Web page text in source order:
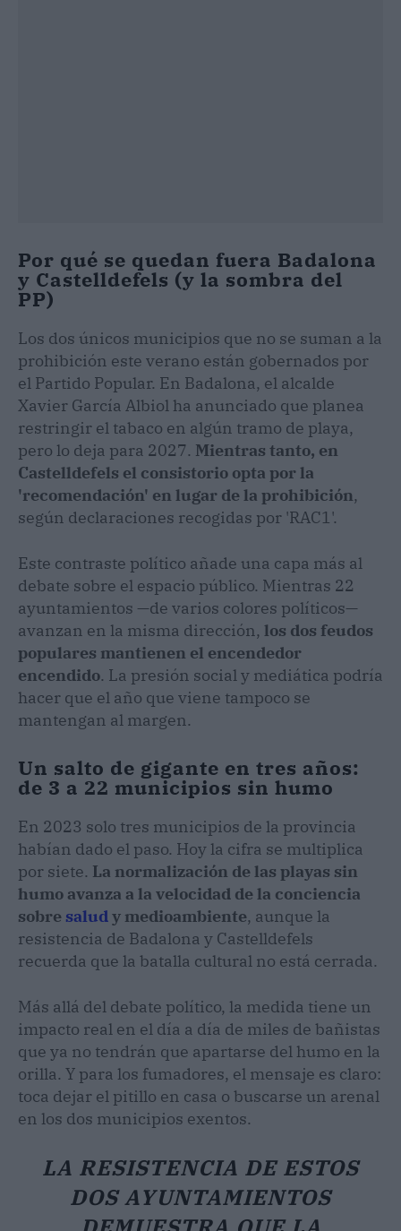
Por qué se quedan fuera Badalona
y Castelldefels (y la sombra del
PP)
Los dos únicos municipios que no se suman a la
prohibición este verano están gobernados por
el Partido Popular. En Badalona, el alcalde
Xavier García Albiol ha anunciado que planea
restringir el tabaco en algún tramo de playa,
pero lo deja para 2027. Mientras tanto, en
Castelldefels el consistorio opta por la
'recomendación' en lugar de la prohibición,
según declaraciones recogidas por 'RAC1'.
Este contraste político añade una capa más al
debate sobre el espacio público. Mientras 22
ayuntamientos —de varios colores políticos—
avanzan en la misma dirección, los dos feudos
populares mantienen el encendedor
encendido. La presión social y mediática podría
hacer que el año que viene tampoco se
mantengan al margen.
Un salto de gigante en tres años:
de 3 a 22 municipios sin humo
En 2023 solo tres municipios de la provincia
habían dado el paso. Hoy la cifra se multiplica
por siete. La normalización de las playas sin
humo avanza a la velocidad de la conciencia
sobre saludy medioambiente, aunque la
resistencia de Badalona y Castelldefels
recuerda que la batalla cultural no está cerrada.
Más allá del debate político, la medida tiene un
impacto real en el día a día de miles de bañistas
que ya no tendrán que apartarse del humo en la
orilla. Y para los fumadores, el mensaje es claro:
toca dejar el pitillo en casa o buscarse un arenal
en los dos municipios exentos.
LA RESISTENCIA DE ESTOS
DOS AYUNTAMIENTOS